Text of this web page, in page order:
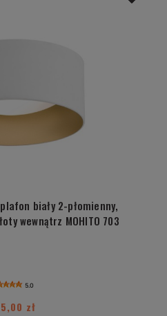
biały 2-płomienny,
wewnątrz MOHITO 703
5.0
zł